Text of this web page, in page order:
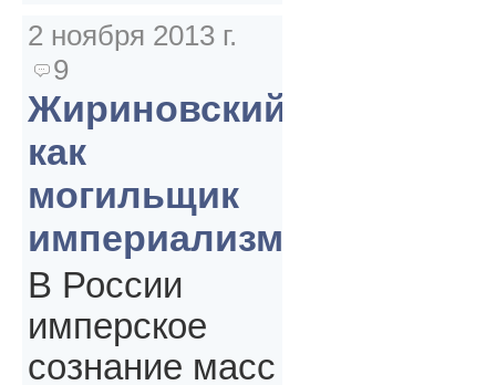
2 ноября 2013 г.
9
Жириновский
как
могильщик
империализма
В России
имперское
сознание масс